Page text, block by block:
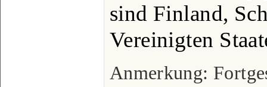
sind Finland,
Vereinigten
Anmerkung: